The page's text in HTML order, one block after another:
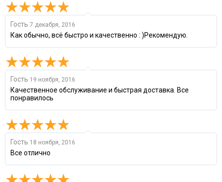
Гость 7 декабря, 2016
Как обычно, всё быстро и качественно : )Рекомендую.
Гость 19 ноября, 2016
Качественное обслуживание и быстрая доставка. Все
понравилось
Гость 18 ноября, 2016
Все отлично